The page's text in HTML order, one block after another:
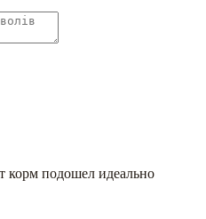
корм подошел идеально